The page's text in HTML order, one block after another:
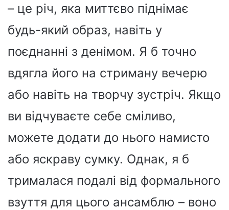
– це річ, яка миттєво піднімає
будь-який образ, навіть у
поєднанні з денімом. Я б точно
вдягла його на стриману вечерю
або навіть на творчу зустріч. Якщо
ви відчуваєте себе сміливо,
можете додати до нього намисто
або яскраву сумку. Однак, я б
трималася подалі від формального
взуття для цього ансамблю – воно